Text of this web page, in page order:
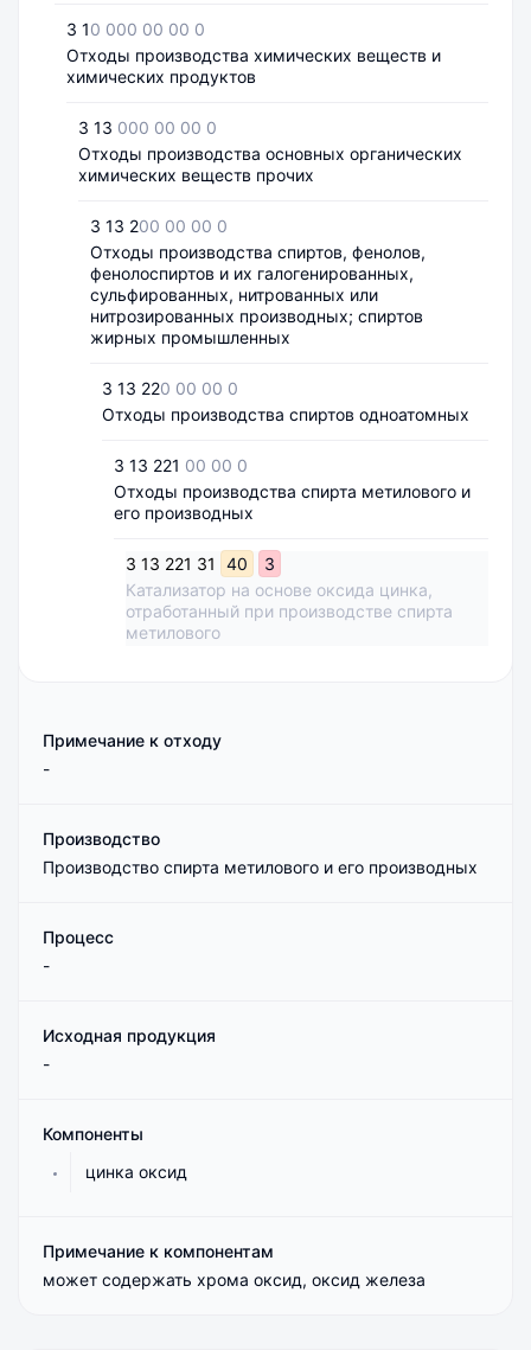
3 10 000 00 00 0
Отходы производства химических веществ и
химических продуктов
3 13 000 00 00 0
Отходы производства основных органических
химических веществ прочих
3 13 200 00 00 0
Отходы производства спиртов, фенолов,
фенолоспиртов и их галогенированных,
сульфированных, нитрованных или
нитрозированных производных; спиртов
жирных промышленных
3 13 220 00 00 0
Отходы производства спиртов одноатомных
3 13 221 00 00 0
Отходы производства спирта метилового и
его производных
3 13 221 31 40
3
Катализатор на основе оксида цинка,
отработанный при производстве спирта
метилового
Примечание к отходу
-
Производство
Производство спирта метилового и его производных
Процесс
-
Исходная продукция
-
Компоненты
цинка оксид
Примечание к компонентам
может содержать хрома оксид, оксид железа